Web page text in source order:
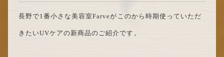
長野で1番小さな美容室Farveがこのから時期使っていただ
きたいUVケアの新商品のご紹介です。